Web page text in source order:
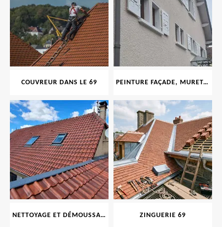
COUVREUR DANS LE 69 PEINTURE FAÇADE, MURET, TOITURE, BOISERIE, FERRONERIE, GOUTTIÈRE 69
NETTOYAGE ET DÉMOUSSAGE DE TOITURE ET FAÇADE 69 ZINGUERIE 69